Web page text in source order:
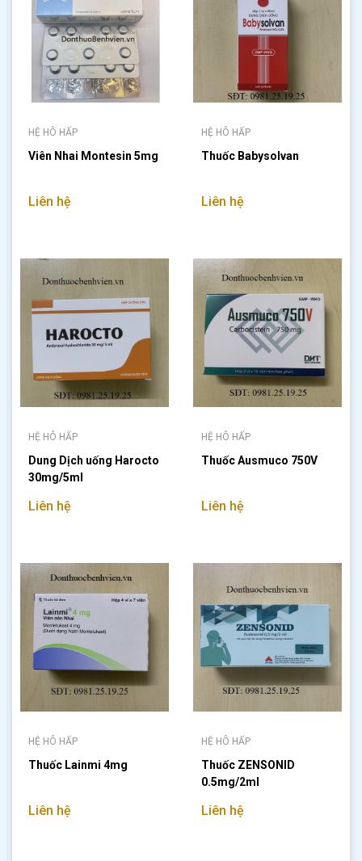
HỆ HÔ HẤP
Viên Nhai Montesin 5mg
Liên hệ
HỆ HÔ HẤP
Thuốc Babysolvan
Liên hệ
HỆ HÔ HẤP
Dung Dịch uống Harocto
30mg/5ml
Liên hệ
HỆ HÔ HẤP
Thuốc Ausmuco 750V
Liên hệ
HỆ HÔ HẤP
Thuốc Lainmi 4mg
Liên hệ
HỆ HÔ HẤP
Thuốc ZENSONID
0.5mg/2ml
Liên hệ